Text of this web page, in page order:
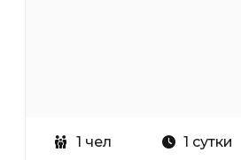
1 чел 1 сутки